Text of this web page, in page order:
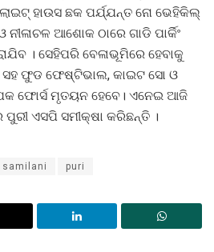
ହାଉସ ଛକ ପର୍ଯ୍ଯନ୍ତ ନୋ ଭେହିକିଲ୍
ନୀଳାଚଳ ଆଶୋକ ଠାରେ ଗାଡି ପାର୍କିଂ
। ସେହିପରି ବେଳାଭୂମିରେ ହେବାକୁ
ସହ ଫୁଡ ଫେଷ୍ଟିଭାଲ, କାଇଟ ସୋ ଓ
ଫୋର୍ସ ମୃତୟନ ହେବେ। ଏନେଇ ଆଜି
ଏସପି ସମୀକ୍ଷା କରିଛନ୍ତି ।
samilani puri